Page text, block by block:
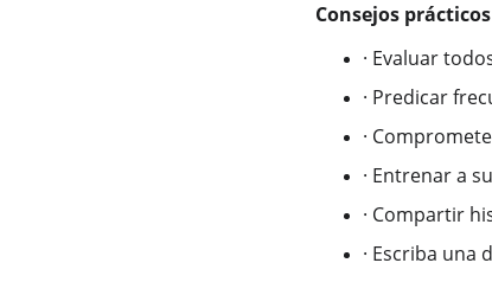
Consejos
· Evaluar
· Predicar
·
· Entrenar a
· Compartir
· Escriba una